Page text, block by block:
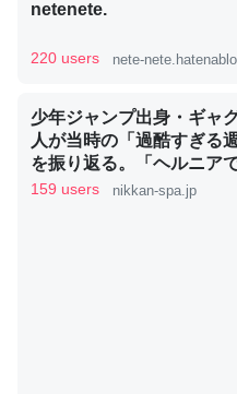
ど、短期記憶というには多
昆虫ってカルシウム少な
コオロギのカルシウム分は
─ニュース :: 【研究発表】昆虫
netenete.
220 users nete-
少年ジャンプ出身・ギャ
人が当時の「過酷すぎる
を振り返る。「ヘルニア
も原稿は落とさない」ス
159 users nikkan-spa.jp